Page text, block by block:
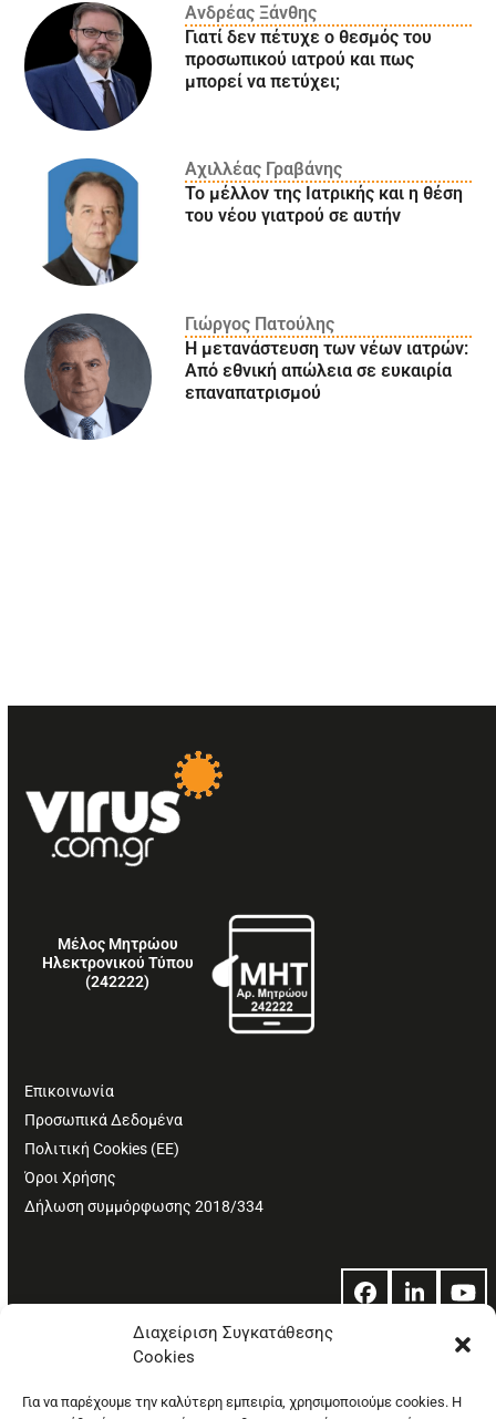
Διαχείριση Συγκατάθεσης
Cookies
Για να παρέχουμε την καλύτερη εμπειρία, χρησιμοποιούμε cookies. Η
Ανδρέας Ξάνθης
Γιατί δεν πέτυχε ο θεσμός του
προσωπικού ιατρού και πως
μπορεί να πετύχει;
Αχιλλέας Γραβάνης
Το μέλλον της Ιατρικής και η θέση
του νέου γιατρού σε αυτήν
Γιώργος Πατούλης
Η μετανάστευση των νέων ιατρών:
Aπό εθνική απώλεια σε ευκαιρία
επαναπατρισμού
Μέλος Μητρώου
Ηλεκτρονικού Τύπου
(242222)
Επικοινωνία
Προσωπικά Δεδομένα
Πολιτική Cookies (ΕΕ)
Όροι Χρήσης
Δήλωση συμμόρφωσης 2018/334
Facebook
LinkedIn
© Copyright: Ethos Media S.A.